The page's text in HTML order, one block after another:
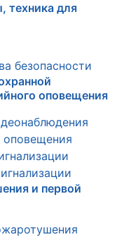
техника для
безопасности
оповещения
и первой